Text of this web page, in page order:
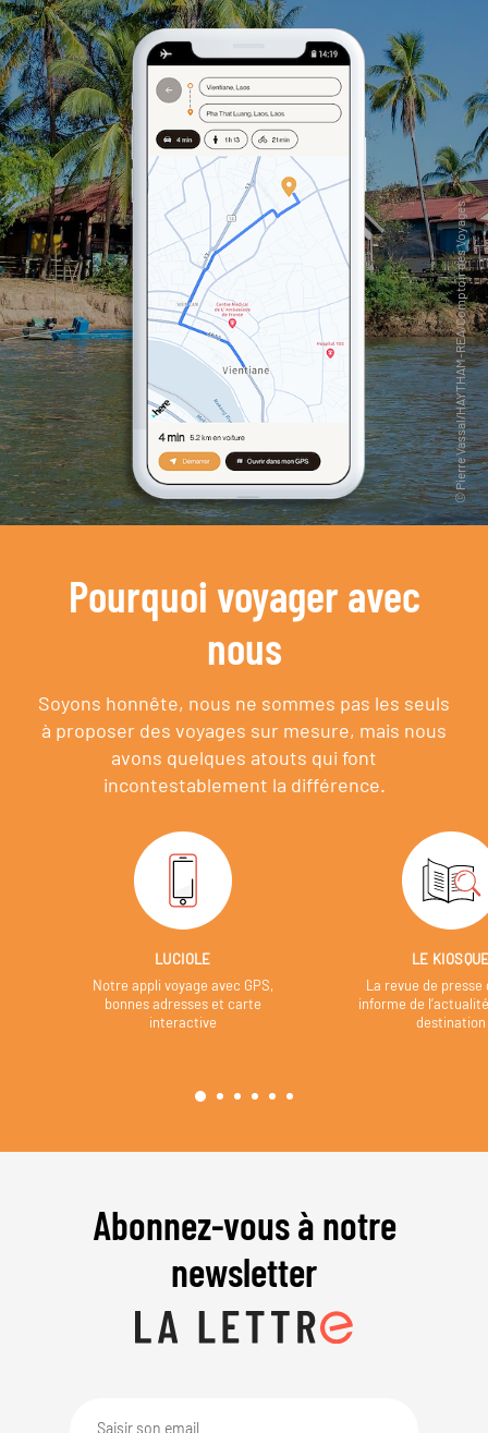
Pourquoi voyager avec
nous
Soyons honnête, nous ne sommes pas les seuls
à proposer des voyages sur mesure, mais nous
avons quelques atouts qui font
incontestablement la différence.
LUCIOLE
Notre appli voyage avec GPS,
bonnes adresses et carte
interactive
LE
La revue de presse
informe de
destination
Abonnez-vous à notre
newsletter